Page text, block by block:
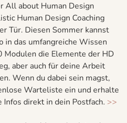
All about Human Design
Human Design Coaching
Tür. Diesen Sommer kannst
in das umfangreiche Wissen
Modulen die Elemente der HD
aber auch für deine Arbeit
Wenn du dabei sein magst,
Warteliste ein und erhalte
direkt in dein Postfach. >>